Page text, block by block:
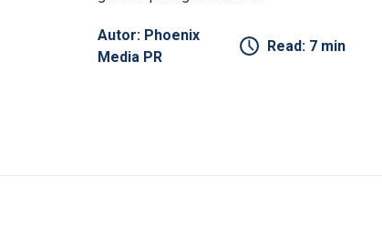
Autor: Phoenix
Media PR
Read: 7 min